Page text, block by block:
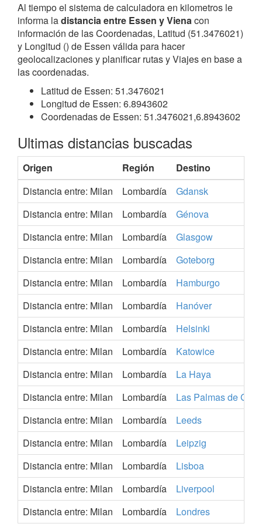
Al tiempo el sistema de calculadora en kilometros le
informa ladistancia entre Essen y Vienacon
información de las Coordenadas, Latitud (51.3476021)
y Longitud () de Essen válida para hacer
geolocalizaciones y planificar rutas y Viajes en base a
las coordenadas.
Latitud de Essen: 51.3476021
Longitud de Essen: 6.8943602
Coordenadas de Essen: 51.3476021,6.8943602
Ultimas distancias buscadas
Origen Región
Destino
Distancia entre: Milan
Lombardía
Gdansk
Distancia entre: Milan
Lombardía
Génova
Distancia entre: Milan
Lombardía
Glasgow
Distancia entre: Milan
Lombardía
Goteborg
Distancia entre: Milan
Lombardía
Hamburgo
Distancia entre: Milan
Lombardía
Hanóver
Distancia entre: Milan
Lombardía
Helsinki
Distancia entre: Milan
Lombardía
Katowice
Distancia entre: Milan
Lombardía
La Haya
Distancia entre: Milan
Lombardía
Las Palmas de
Distancia entre: Milan
Lombardía
Leeds
Distancia entre: Milan
Lombardía
Leipzig
Distancia entre: Milan
Lombardía
Lisboa
Distancia entre: Milan
Lombardía
Liverpool
Distancia entre: Milan
Lombardía Londres